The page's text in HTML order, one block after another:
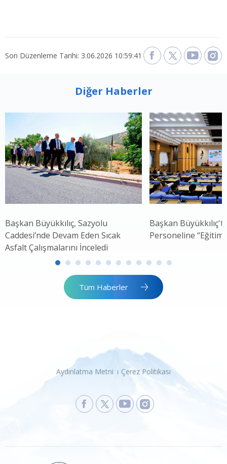
Son Düzenleme Tarihi: 3.06.2026 10:59:41
Diğer Haberler
Başkan Büyükkılıç, Sazyolu
Caddesi’nde Devam Eden Sıcak
Asfalt Çalışmalarını İnceledi
Başkan
Personeline
Tüm Haberler
Aydınlatma Metni Çerez Politikası